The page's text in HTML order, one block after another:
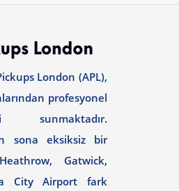
London (APL),
profesyonel
sona eksiksiz bir
Gatwick,
City Airport fark